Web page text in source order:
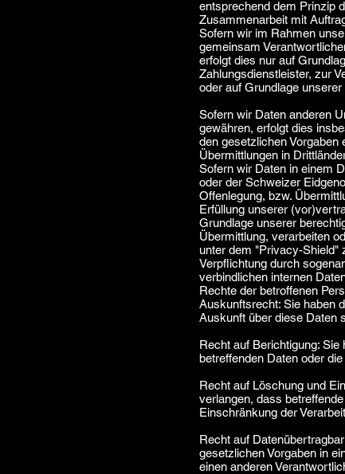
entsprechend dem Prinzip
Zusammenarbeit mit
Sofern wir im Rahmen
gemeinsam
erfolgt dies nur auf
Zahlungsdienstleister, zur
oder auf Grundlage
Sofern wir Daten anderen
gewähren, erfolgt dies
den gesetzlichen Vorgaben
Übermittlungen in
Sofern wir Daten in einem
oder der Schweizer
Offenlegung, bzw.
Erfüllung unserer
Grundlage unserer
Übermittlung, verarbeiten
unter dem "Privacy-Shield"
Verpflichtung durch
verbindlichen internen
Rechte der betroffenen
Auskunftsrecht: Sie haben
Auskunft über diese Daten
Recht auf Berichtigung:
betreffenden Daten oder
Recht auf Löschung und
verlangen, dass
Einschränkung der
Recht auf
gesetzlichen Vorgaben in
einen anderen